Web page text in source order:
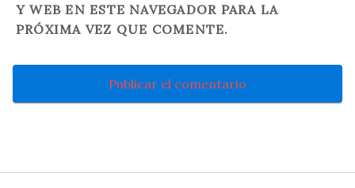
Y WEB EN ESTE NAVEGADOR PARA LA
PRÓXIMA VEZ QUE COMENTE.